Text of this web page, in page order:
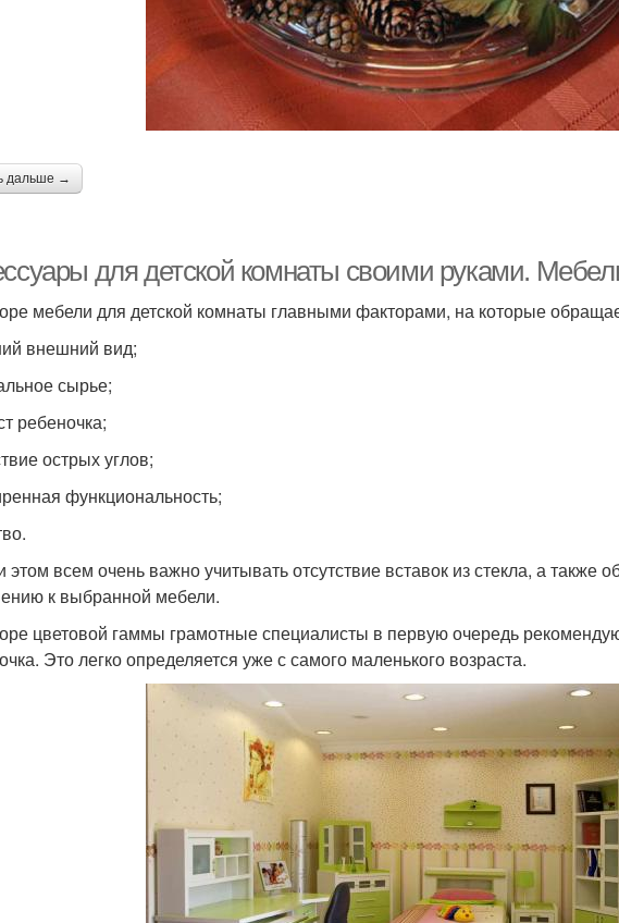
дальше →
для детской комнаты своими руками.
мебели для детской комнаты главными факторами, на которые
внешний вид;
сырье;
ребеночка;
острых углов;
функциональность;
этом всем очень важно учитывать отсутствие вставок из стекла, а
к выбранной мебели.
цветовой гаммы грамотные специалисты в первую очередь
Это легко определяется уже с самого маленького возраста.